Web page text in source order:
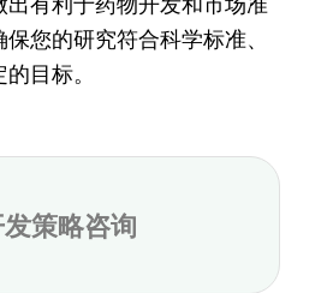
您的研究符合科学标准、
目标。
策略咨询